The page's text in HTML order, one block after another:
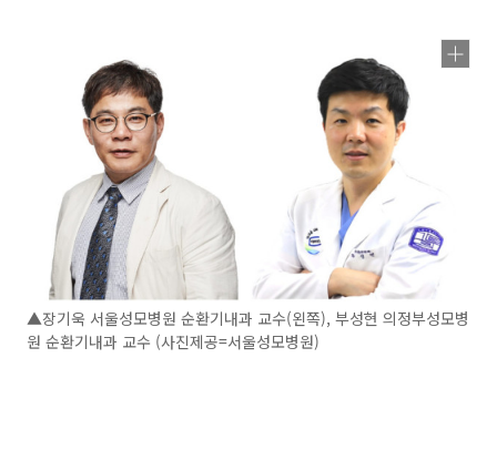
▲장기욱 서울성모병원 순환기내과 교수(왼쪽), 부성현 의정부성모병
원 순환기내과 교수 (사진제공=서울성모병원)